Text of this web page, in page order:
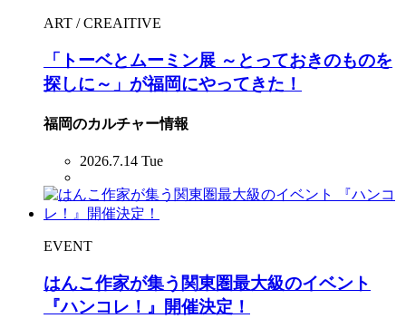
ART / CREAITIVE
「トーベとムーミン展 ～とっておきのものを
探しに～」が福岡にやってきた！
福岡のカルチャー情報
2026.7.14 Tue
EVENT
はんこ作家が集う関東圏最大級のイベント
『ハンコレ！』開催決定！